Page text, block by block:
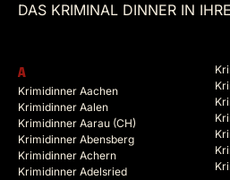
DAS KRIMINAL DINNER IN
A
Krimidinner Aachen
Krimidinner Aalen
Krimidinner Aarau (CH)
Krimidinner Abensberg
Krimidinner Achern
Krimidinner Adelsried